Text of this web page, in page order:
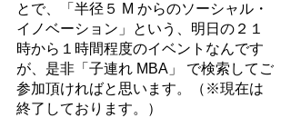
とで、「半径５ M からのソーシャル・
イノベーション」という、明日の２１
時から１時間程度のイベントなんです
が、是非「子連れ MBA」 で検索してご
参加頂ければと思います。（※現在は
終了しております。）